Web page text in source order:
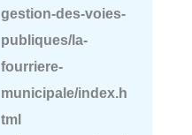
gestion-des-voies-
publiques/la-
fourriere-
municipale/index.h
tml